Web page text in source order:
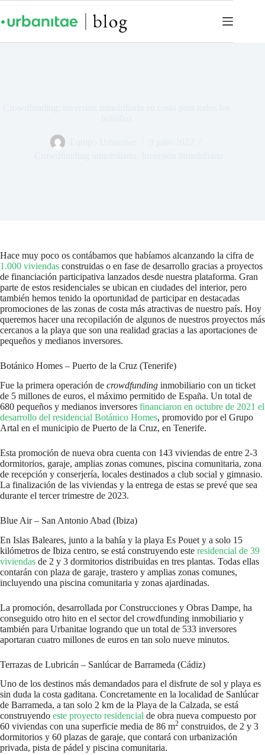
Hace muy poco os contábamos que habíamos alcanzando la cifra de
1.000 viviendas construidas o en fase de desarrollo gracias a proyectos
de financiación participativa lanzados desde nuestra plataforma. Gran
parte de estos residenciales se ubican en ciudades del interior, pero
también hemos tenido la oportunidad de participar en destacadas
promociones de las zonas de costa más atractivas de nuestro país. Hoy
queremos hacer una recopilación de algunos de nuestros proyectos más
cercanos a la playa que son una realidad gracias a las aportaciones de
pequeños y medianos inversores.
Botánico Homes – Puerto de la Cruz (Tenerife)
Fue la primera operación de crowdfunding inmobiliario con un ticket
de 5 millones de euros, el máximo permitido de España. Un total de
680 pequeños y medianos inversores financiaron en octubre de 2021 el
desarrollo del residencial Botánico Homes, promovido por el Grupo
Artal en el municipio de Puerto de la Cruz, en Tenerife.
Esta promoción de nueva obra cuenta con 143 viviendas de entre 2-3
dormitorios, garaje, amplias zonas comunes, piscina comunitaria, zona
de recepción y conserjería, locales destinados a club social y gimnasio.
La finalización de las viviendas y la entrega de estas se prevé que sea
durante el tercer trimestre de 2023.
Blue Air – San Antonio Abad (Ibiza)
En Islas Baleares, junto a la bahía y la playa Es Pouet y a solo 15
kilómetros de Ibiza centro, se está construyendo este residencial de 39
viviendas de 2 y 3 dormitorios distribuidas en tres plantas. Todas ellas
contarán con plaza de garaje, trastero y amplias zonas comunes,
incluyendo una piscina comunitaria y zonas ajardinadas.
La promoción, desarrollada por Construcciones y Obras Dampe, ha
conseguido otro hito en el sector del crowdfunding inmobiliario y
también para Urbanitae logrando que un total de 533 inversores
aportaran cuatro millones de euros en tan solo nueve minutos.
Terrazas de Lubricán – Sanlúcar de Barrameda (Cádiz)
Uno de los destinos más demandados para el disfrute de sol y playa es
sin duda la costa gaditana. Concretamente en la localidad de Sanlúcar
de Barrameda, a tan solo 2 km de la Playa de la Calzada, se está
construyendo este proyecto residencial de obra nueva compuesto por
60 viviendas con una superficie media de 86 m2 construidos, de 2 y 3
dormitorios y 60 plazas de garaje, que contará con urbanización
privada, pista de pádel y piscina comunitaria.